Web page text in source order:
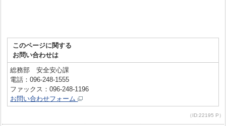
このページに関する
お問い合わせは
総務部 安全安心課
電話：096-248-1555
ファックス：096-248-1196
お問い合わせフォーム
（ID:22195 P）